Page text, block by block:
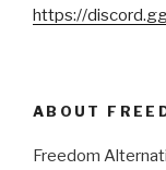
https://
ABOUT
Freedom